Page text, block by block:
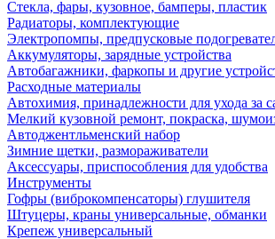
Стекла, фары, кузовное, бамперы, пластик
Радиаторы, комплектующие
Электропомпы, предпусковые
Аккумуляторы, зарядные устройства
Автобагажники, фаркопы и другие
Расходные материалы
Автохимия, принадлежности для ухода за
Мелкий кузовной ремонт, покраска,
Автоджентльменский набор
Зимние щетки, размораживатели
Аксессуары, приспособления для удобства
Инструменты
Гофры (виброкомпенсаторы) глушителя
Штуцеры, краны универсальные, обманки
Крепеж универсальный